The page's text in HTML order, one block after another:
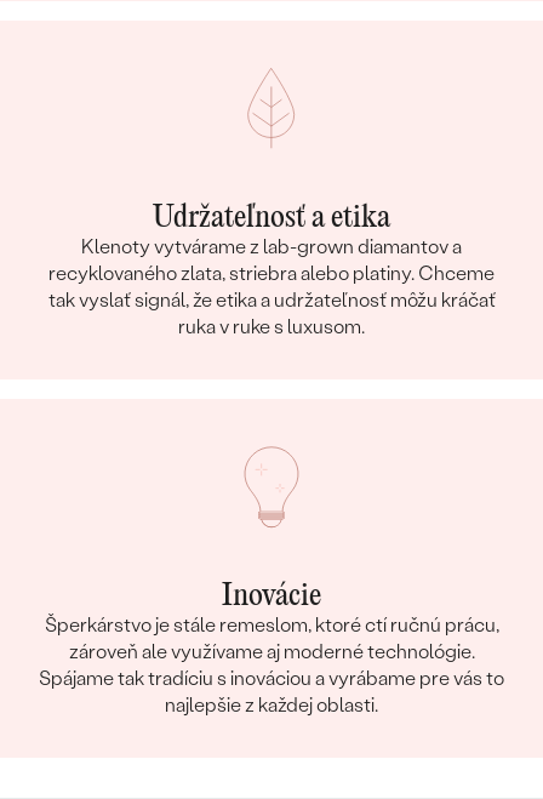
Udržateľnosť a etika
Klenoty vytvárame z lab-grown diamantov a
recyklovaného zlata, striebra alebo platiny. Chceme
tak vyslať signál, že etika a udržateľnosť môžu kráčať
ruka v ruke s luxusom.
Inovácie
Šperkárstvo je stále remeslom, ktoré ctí ručnú prácu,
zároveň ale využívame aj moderné technológie.
Spájame tak tradíciu s inováciou a vyrábame pre vás to
najlepšie z každej oblasti.